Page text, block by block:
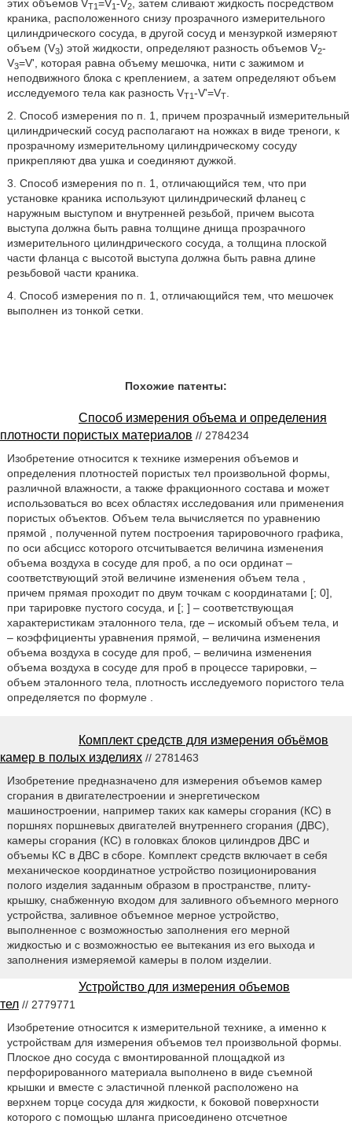
этих объемов VT1=V1-V2, затем сливают жидкость посредством
краника, расположенного снизу прозрачного измерительного
цилиндрического сосуда, в другой сосуд и мензуркой измеряют
объем (V3) этой жидкости, определяют разность объемов V2-
V3=V', которая равна объему мешочка, нити с зажимом и
неподвижного блока с креплением, а затем определяют объем
исследуемого тела как разность VT1-V'=VT.
2. Способ измерения по п. 1, причем прозрачный измерительный
цилиндрический сосуд располагают на ножках в виде треноги, к
прозрачному измерительному цилиндрическому сосуду
прикрепляют два ушка и соединяют дужкой.
3. Способ измерения по п. 1, отличающийся тем, что при
установке краника используют цилиндрический фланец с
наружным выступом и внутренней резьбой, причем высота
выступа должна быть равна толщине днища прозрачного
измерительного цилиндрического сосуда, а толщина плоской
части фланца с высотой выступа должна быть равна длине
резьбовой части краника.
4. Способ измерения по п. 1, отличающийся тем, что мешочек
выполнен из тонкой сетки.
Похожие патенты:
Способ измерения объема и определения
плотности пористых материалов // 2784234
Изобретение относится к технике измерения объемов и
определения плотностей пористых тел произвольной формы,
различной влажности, а также фракционного состава и может
использоваться во всех областях исследования или применения
пористых объектов. Объем тела вычисляется по уравнению
прямой , полученной путем построения тарировочного графика,
по оси абсцисс которого отсчитывается величина изменения
объема воздуха в сосуде для проб, а по оси ординат –
соответствующий этой величине изменения объем тела ,
причем прямая проходит по двум точкам с координатами [; 0],
при тарировке пустого сосуда, и [; ] – соответствующая
характеристикам эталонного тела, где – искомый объем тела, и
– коэффициенты уравнения прямой, – величина изменения
объема воздуха в сосуде для проб, – величина изменения
объема воздуха в сосуде для проб в процессе тарировки, –
объем эталонного тела, плотность исследуемого пористого тела
определяется по формуле .
Комплект средств для измерения объёмов
камер в полых изделиях // 2781463
Изобретение предназначено для измерения объемов камер
сгорания в двигателестроении и энергетическом
машиностроении, например таких как камеры сгорания (КС) в
поршнях поршневых двигателей внутреннего сгорания (ДВС),
камеры сгорания (КС) в головках блоков цилиндров ДВС и
объемы КС в ДВС в сборе. Комплект средств включает в себя
механическое координатное устройство позиционирования
полого изделия заданным образом в пространстве, плиту-
крышку, снабженную входом для заливного объемного мерного
устройства, заливное объемное мерное устройство,
выполненное с возможностью заполнения его мерной
жидкостью и с возможностью ее вытекания из его выхода и
заполнения измеряемой камеры в полом изделии.
Устройство для измерения объемов
тел // 2779771
Изобретение относится к измерительной технике, а именно к
устройствам для измерения объемов тел произвольной формы.
Плоское дно сосуда с вмонтированной площадкой из
перфорированного материала выполнено в виде съемной
крышки и вместе с эластичной пленкой расположено на
верхнем торце сосуда для жидкости, к боковой поверхности
которого с помощью шланга присоединено отсчетное